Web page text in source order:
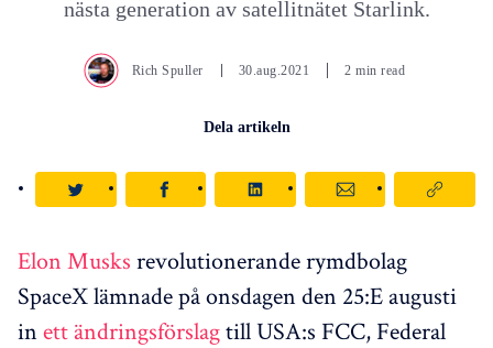
nästa generation av satellitnätet Starlink.
Rich Spuller 30.aug.2021 2 min read
Dela artikeln
Elon Musks revolutionerande rymdbolag
SpaceX lämnade på onsdagen den 25:E augusti
in ett ändringsförslagtill USA:s FCC, Federal